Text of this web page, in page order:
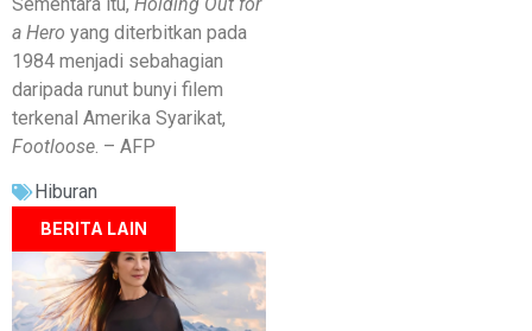
a Hero yang diterbitkan pada
1984 menjadi sebahagian
daripada runut bunyi filem
terkenal Amerika Syarikat,
Footloose . – AFP
Hiburan
BERITA LAIN